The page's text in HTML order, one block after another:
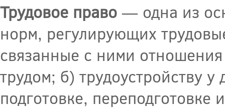
Трудовое право — одна из
норм, регулирующих
связанные с ними
трудом; б) трудоустройству
подготовке,